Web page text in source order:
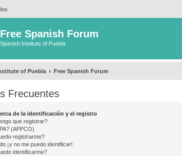
Free Spanish Forum
Spanish Institute of Puebla
of Puebla Free Spanish Forum
Frecuentes
de la identificación y el registro
que registrar?
(APPCO)
registrarme?
¡y no me puedo identificar!
identificarme?